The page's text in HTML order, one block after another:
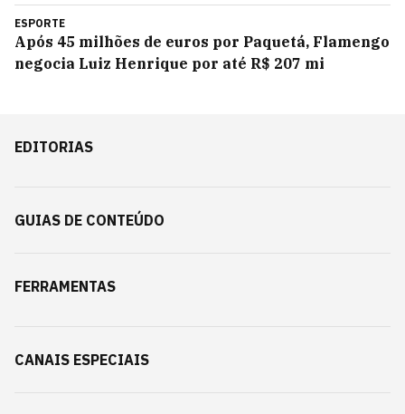
ESPORTE
Após 45 milhões de euros por Paquetá, Flamengo
negocia Luiz Henrique por até R$ 207 mi
EDITORIAS
GUIAS DE CONTEÚDO
FERRAMENTAS
CANAIS ESPECIAIS